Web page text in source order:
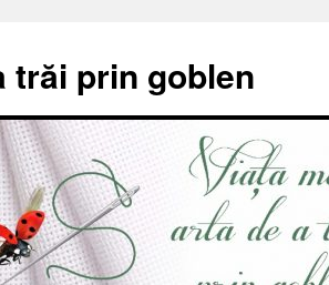
trăi prin goblen